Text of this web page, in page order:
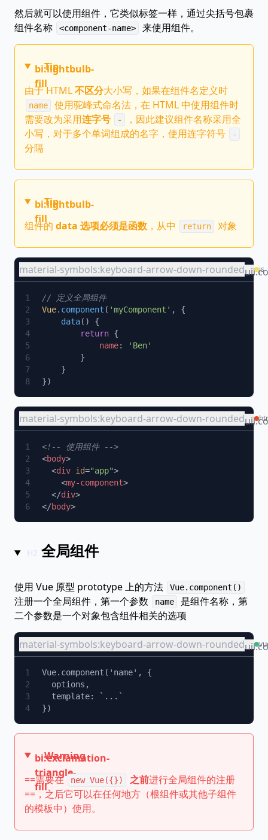
然后就可以使用组件，它类似标签一样，通过尖括号包裹
组件名称
<component-name> 来使用组件。
bi:lightbulb-
fill
Tip
由于 HTML不区分大小写，如果在组件名定义时
name
使用驼峰式命名法，在 HTML 中使用组件时
需要改为采用连字号 -
，因此建议组件名称采用全
小写，对于多个单词组成的名字，使用连字符号
-
分隔
bi:lightbulb-
fill
Tip
组件的 data 选项必须是函数 ，从中 return 对象
material-symbols:keyboard-arrow-down-rounded js
Vue. component ( 'myComponent'
    data
        return
            name
:
material-symbols:keyboard-arrow-down-rounded
<body
  <
div id="app"
    <
my-component
  </
div
</body
全局组件
使用 Vue 原型 prototype 上的方法 Vue.component()
注册一个全局组件，第一个参数 name
是组件名称，第
二个参数是一个对象包含组件相关的选项
material-symbols:keyboard-arrow-down-rounded
bi:exclamation-
triangle-
fill
Warning
==需要在 new Vue({}) 之前进行全局组件的注册
==，之后它可以在任何地方（根组件或其他子组件
的模板中）使用。